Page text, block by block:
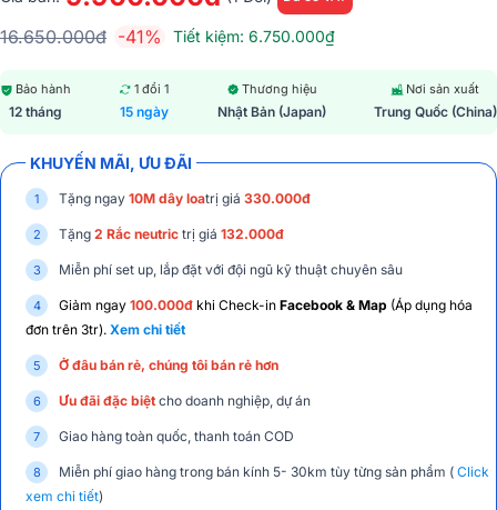
16.650.000đ -41% Tiết kiệm: 6.750.000₫
Bảo hành
12 tháng
1 đổi 1
15 ngày
Thương hiệu
Nhật Bản (Japan)
Nơi sản xuất
Trung Quốc (China)
KHUYẾN MÃI, ƯU ĐÃI
Tặng ngay 10M dây loatrị giá 330.000đ
Tặng 2 Rắc neutric trị giá 132.000đ
Miễn phí set up, lắp đặt với đội ngũ kỹ thuật chuyên sâu
Giảm ngay 100.000đ khi Check-in Facebook & Map (Áp dụng hóa
đơn trên 3tr). Xem chi tiết
Ở đâu bán rẻ, chúng tôi bán rẻ hơn
Ưu đãi đặc biệt cho doanh nghiệp, dự án
Giao hàng toàn quốc, thanh toán COD
Miễn phí giao hàng trong bán kính 5- 30km tùy từng sản phẩm ( Click
xem chi tiết)